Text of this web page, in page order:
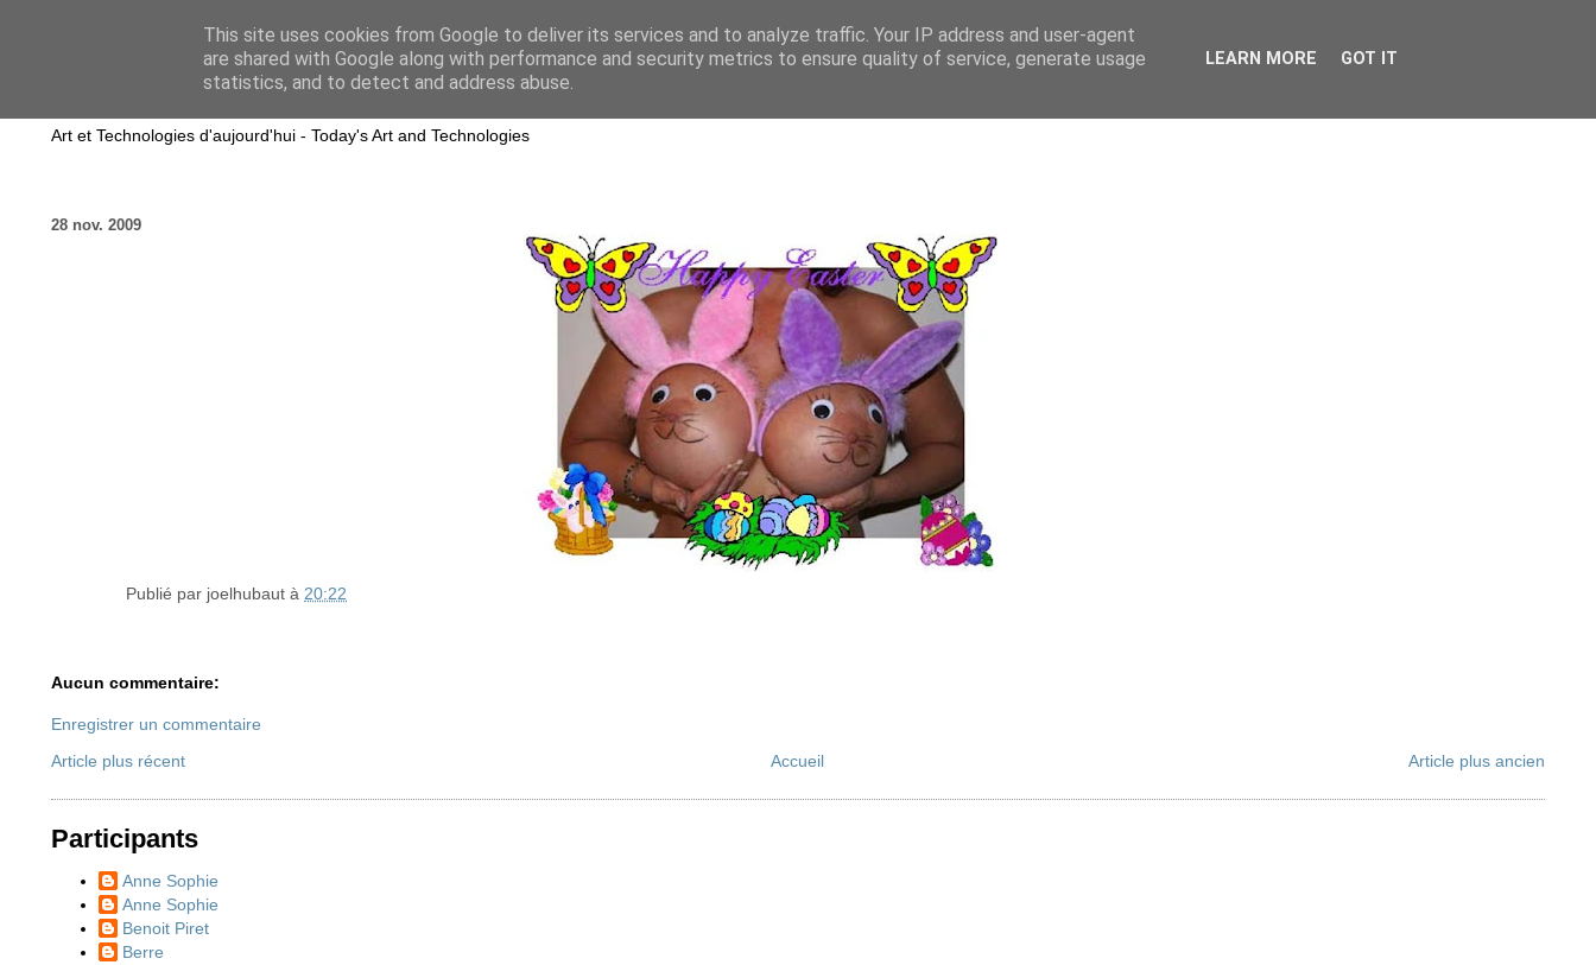
wwwART in VIVO
Art et Technologies d'aujourd'hui - Today's Art and Technologies
28 nov. 2009
Publié par joelhubaut à 20:22
Aucun commentaire:
Enregistrer un commentaire
Article plus récent
Article plus ancien
Accueil
Participants
Anne Sophie
Anne Sophie
Benoit Piret
Berre
This site uses cookies from Google to deliver its services and to analyze traffic. Your IP address and user-agent
are shared with Google along with performance and security metrics to ensure quality of service, generate usage
statistics, and to detect and address abuse.
LEARN MORE GOT IT